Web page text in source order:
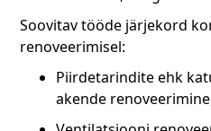
Soovitav tööde järjekord
renoveerimisel:
Piirdetarindite ehk
akende